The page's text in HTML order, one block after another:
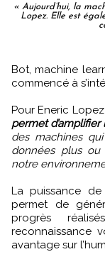
« Aujourd’hui, la
Lopez. Elle est
Bot, machine learning, etc… l'intelligence artificielle a déjà
commencé à
Pour Eneric
permet d’amplifier
des machines
données plus
notre
La puissance
permet de
progrès
reconnaissance
avantage sur